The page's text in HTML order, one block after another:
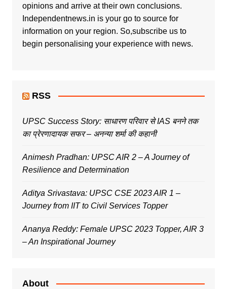
opinions and arrive at their own conclusions.
Independentnews.in is your go to source for
information on your region. So,subscribe us to
begin personalising your experience with news.
RSS
UPSC Success Story: साधारण परिवार से IAS बनने तक
का प्रेरणादायक सफर – अनन्या शर्मा की कहानी
Animesh Pradhan: UPSC AIR 2 – A Journey of
Resilience and Determination
Aditya Srivastava: UPSC CSE 2023 AIR 1 –
Journey from IIT to Civil Services Topper
Ananya Reddy: Female UPSC 2023 Topper, AIR 3
– An Inspirational Journey
About